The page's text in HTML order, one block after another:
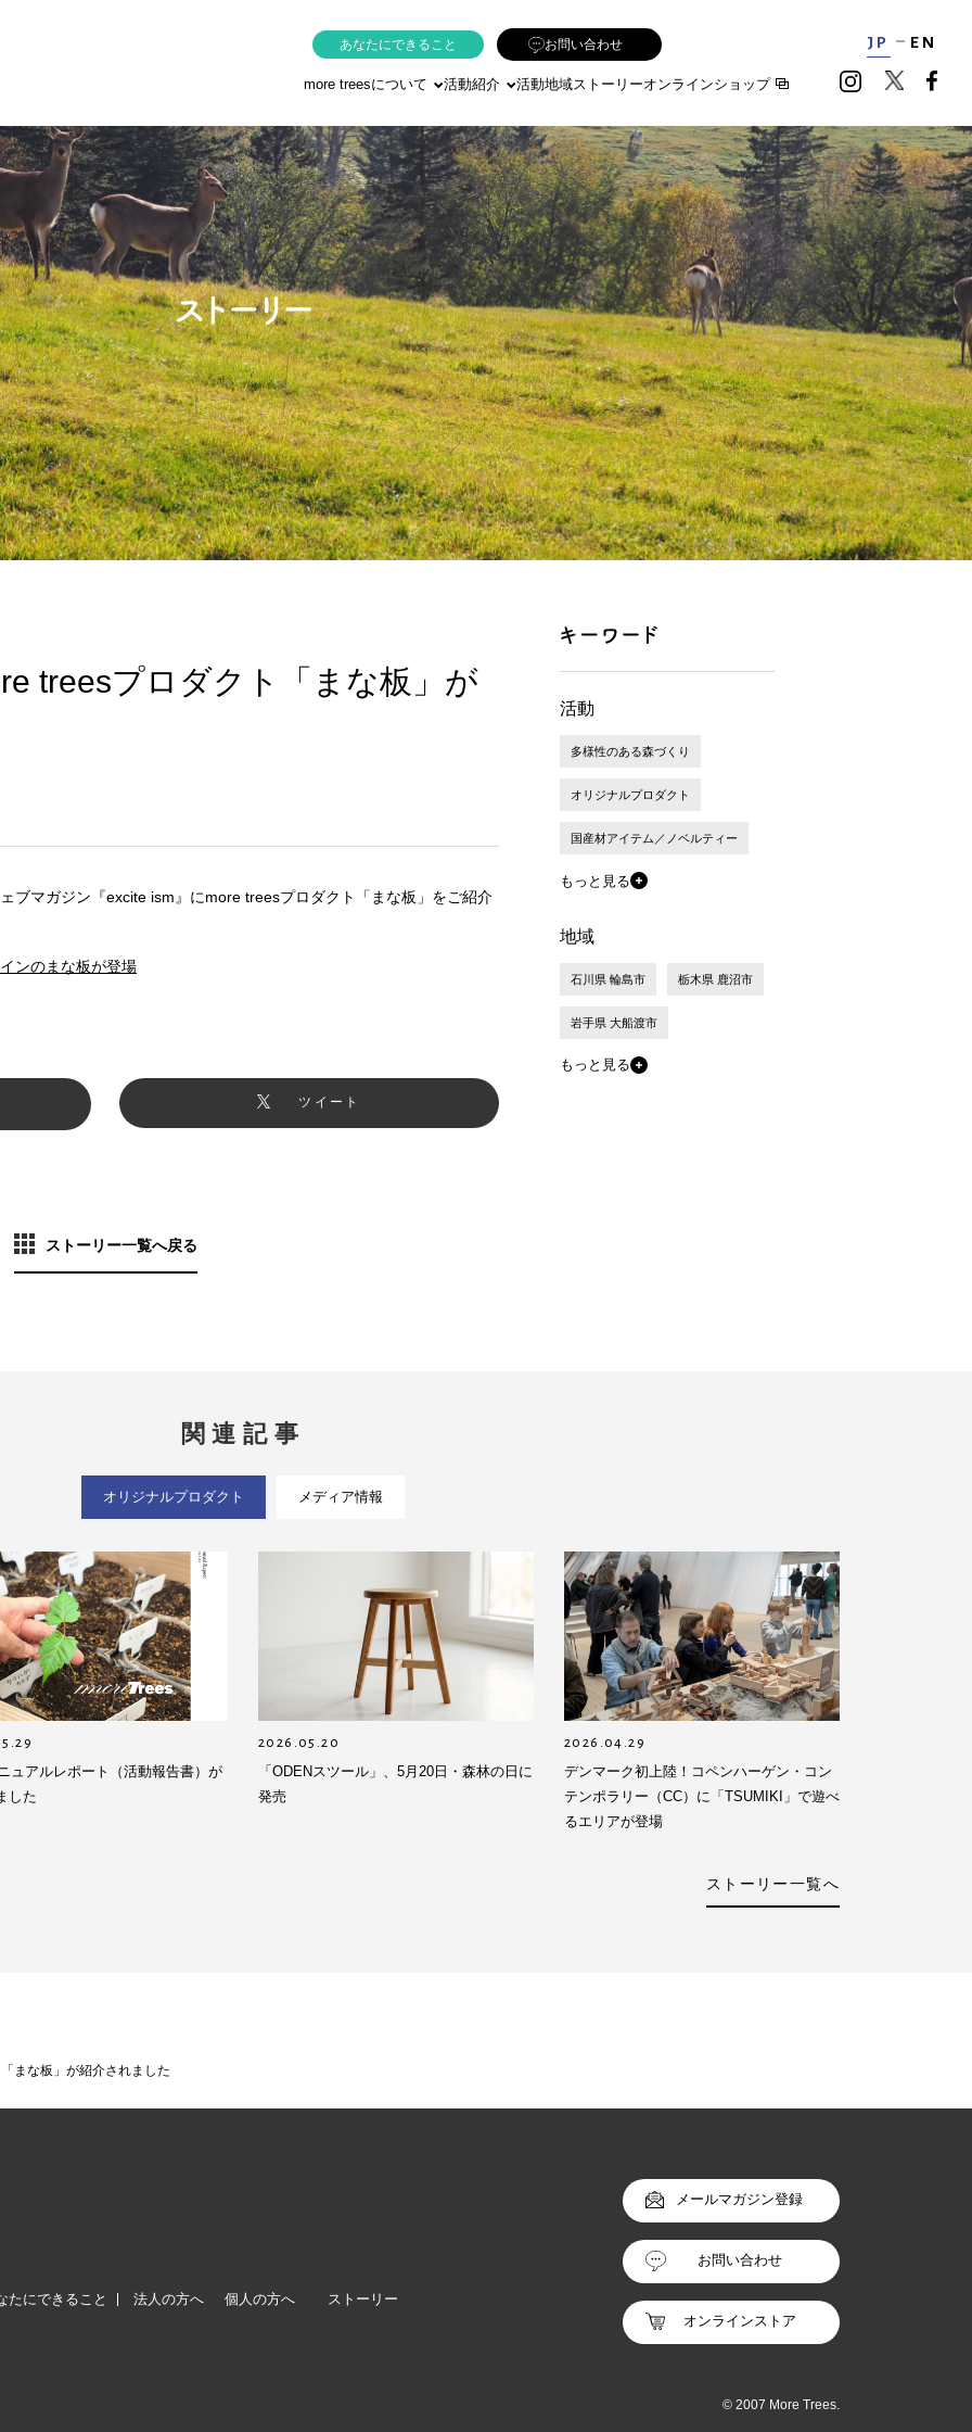
more treesについて 活動紹介 活動地域ストーリーオンラインショップ
あなたにできること お問い合わせ JP EN
treesプロダクト「まな板」が
ブマガジン『excite ism』にmore treesプロダクト「まな板」をご紹介
ンのまな板が登場
ツイート
ストーリー一覧へ戻る
活動
多様性のある森づくり
オリジナルプロダクト
国産材アイテム／ノベルティー
もっと見る
地域
石川県 輪島市 栃木県 鹿沼市
岩手県 大船渡市
もっと見る
関連記事
オリジナルプロダクト メディア情報
ュアルレポート（活動報告書）が
した
2026.05.20
「ODENスツール」、5月20日・森林の日に
発売
2026.04.29
デンマーク初上陸！コペンハーゲン・コン
テンポラリー（CC）に「TSUMIKI」で遊べ
るエリアが登場
ストーリー一覧へ
まな板」が紹介されました
たにできること 法人の方へ 個人の方へ ストーリー
メールマガジン登録
お問い合わせ
オンラインストア
© 2007 More Trees.